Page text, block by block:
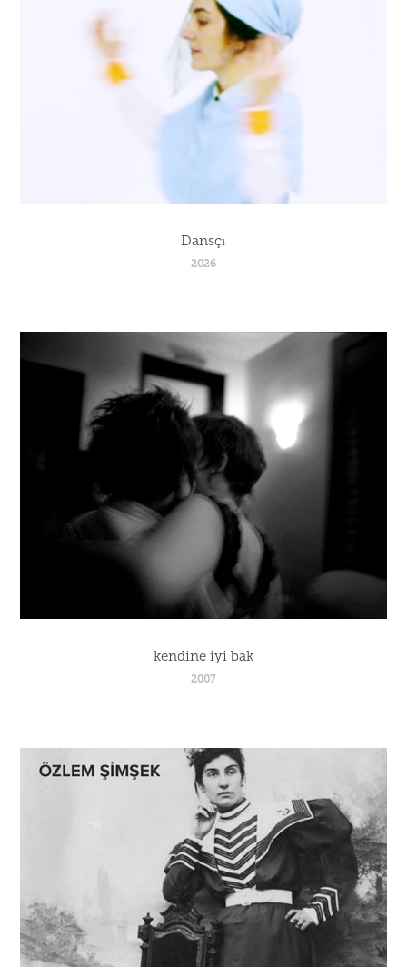
Dansçı
2026
kendine iyi bak
2007